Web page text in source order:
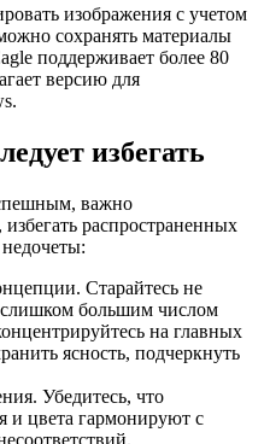
изображения с учетом
сохранять материалы
поддерживает более 80
версию для
избегать
важно
распространенных
Старайтесь не
слишком большим числом
на главных
ясность, подчеркнуть
Убедитесь, что
и цвета гармонируют с